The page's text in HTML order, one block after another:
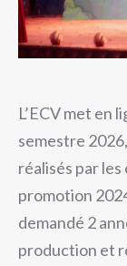
L’ECV met en
semestre
réalisés par
promotion
demandé 2
production et